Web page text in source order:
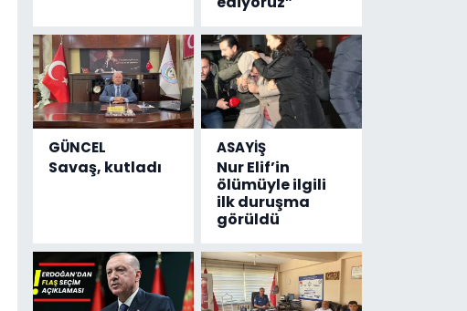
GÜNCEL
Savaş, kutladı
ASAYİŞ
Nur Elif’in
ölümüyle ilgili
ilk duruşma
görüldü